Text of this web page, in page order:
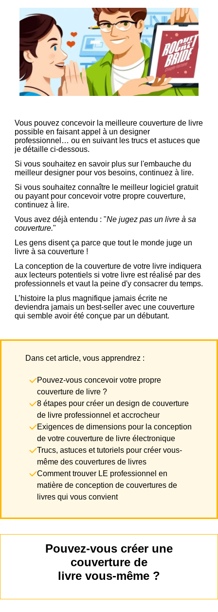
Vous pouvez concevoir la meilleure couverture de livre
possible en faisant appel à un designer
professionnel… ou en suivant les trucs et astuces que
je détaille ci-dessous.
Si vous souhaitez en savoir plus sur l'embauche du
meilleur designer pour vos besoins, continuez à lire.
Si vous souhaitez connaître le meilleur logiciel gratuit
ou payant pour concevoir votre propre couverture,
continuez à lire.
Vous avez déjà entendu : "Ne jugez pas un livre à sa
couverture."
Les gens disent ça parce que tout le monde juge un
livre à sa couverture !
La conception de la couverture de votre livre indiquera
aux lecteurs potentiels si votre livre est réalisé par des
professionnels et vaut la peine d'y consacrer du temps.
L’histoire la plus magnifique jamais écrite ne
deviendra jamais un best-seller avec une couverture
qui semble avoir été conçue par un débutant.
Dans cet article, vous apprendrez :
Pouvez-vous concevoir votre propre
couverture de livre ?
8 étapes pour créer un design de couverture
de livre professionnel et accrocheur
Exigences de dimensions pour la conception
de votre couverture de livre électronique
Trucs, astuces et tutoriels pour créer vous-
même des couvertures de livres
Comment trouver LE professionnel en
matière de conception de couvertures de
livres qui vous convient
Pouvez-vous créer une
couverture de
livre vous-même ?